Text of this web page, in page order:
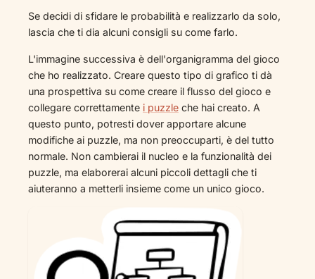
Se decidi di sfidare le probabilità e realizzarlo da solo,
lascia che ti dia alcuni consigli su come farlo.
L'immagine successiva è dell'organigramma del gioco
che ho realizzato. Creare questo tipo di grafico ti dà
una prospettiva su come creare il flusso del gioco e
collegare correttamente i puzzle che hai creato. A
questo punto, potresti dover apportare alcune
modifiche ai puzzle, ma non preoccuparti, è del tutto
normale. Non cambierai il nucleo e la funzionalità dei
puzzle, ma elaborerai alcuni piccoli dettagli che ti
aiuteranno a metterli insieme come un unico gioco.